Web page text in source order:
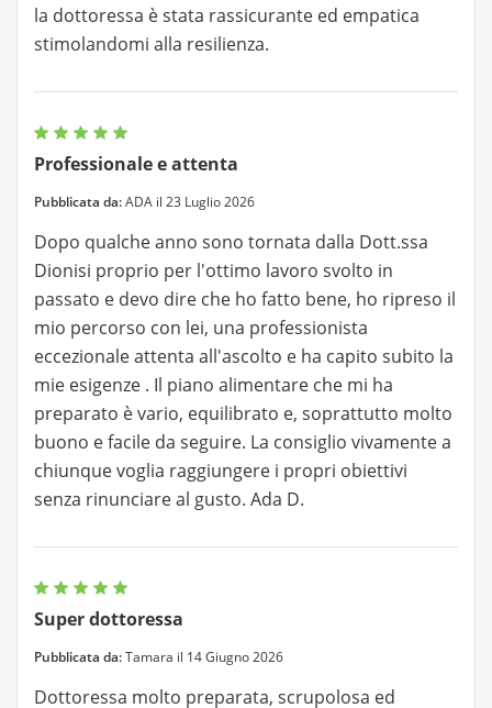
la dottoressa è stata rassicurante ed empatica
stimolandomi alla resilienza.
Professionale e attenta
Pubblicata da:ADA il 23 Luglio 2026
Dopo qualche anno sono tornata dalla Dott.ssa
Dionisi proprio per l'ottimo lavoro svolto in
passato e devo dire che ho fatto bene, ho ripreso il
mio percorso con lei, una professionista
eccezionale attenta all'ascolto e ha capito subito la
mie esigenze . Il piano alimentare che mi ha
preparato è vario, equilibrato e, soprattutto molto
buono e facile da seguire. La consiglio vivamente a
chiunque voglia raggiungere i propri obiettivi
senza rinunciare al gusto. Ada D.
Super dottoressa
Pubblicata da:Tamara il 14 Giugno 2026
Dottoressa molto preparata, scrupolosa ed